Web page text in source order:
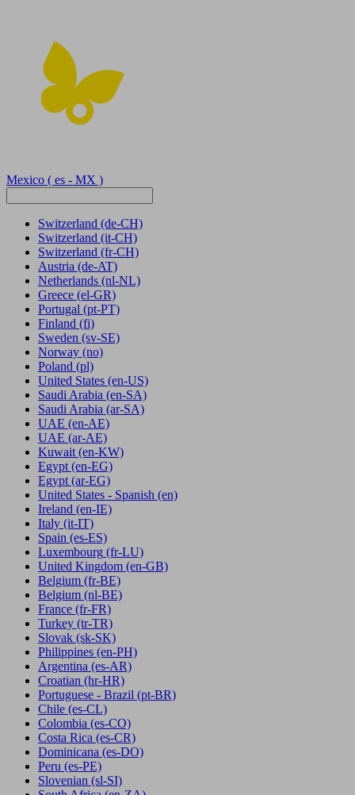
Mexico ( es - MX )
Switzerland (de-CH)
Switzerland (it-CH)
Switzerland (fr-CH)
Austria (de-AT)
Netherlands (nl-NL)
Greece (el-GR)
Portugal (pt-PT)
Finland (fi)
Sweden (sv-SE)
Norway (no)
Poland (pl)
United States (en-US)
Saudi Arabia (en-SA)
Saudi Arabia (ar-SA)
UAE (en-AE)
UAE (ar-AE)
Kuwait (en-KW)
Egypt (en-EG)
Egypt (ar-EG)
United States - Spanish (en)
Ireland (en-IE)
Italy (it-IT)
Spain (es-ES)
Luxembourg (fr-LU)
United Kingdom (en-GB)
Belgium (fr-BE)
Belgium (nl-BE)
France (fr-FR)
Turkey (tr-TR)
Slovak (sk-SK)
Philippines (en-PH)
Argentina (es-AR)
Croatian (hr-HR)
Portuguese - Brazil (pt-BR)
Chile (es-CL)
Colombia (es-CO)
Costa Rica (es-CR)
Dominicana (es-DO)
Peru (es-PE)
Slovenian (sl-SI)